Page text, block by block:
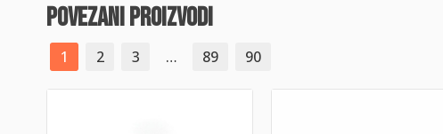
povezani proizvodi
1 2 3 … 89 90